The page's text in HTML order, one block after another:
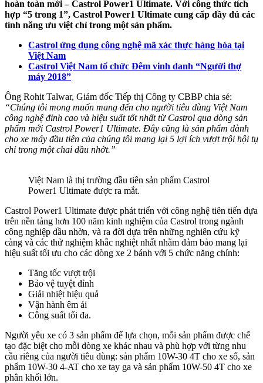
hoàn toàn mới – Castrol Power1 Ultimate. Với công thức tích
hợp “5 trong 1”, Castrol Power1 Ultimate cung cấp đầy đủ các
tính năng ưu việt chỉ trong một sản phẩm.
Castrol ứng dụng công nghệ mã xác thực hàng hóa tại
Việt Nam
Castrol Việt Nam tổ chức Đêm vinh danh “Người thợ
máy 2018”
Ông Rohit Talwar, Giám đốc Tiếp thị Công ty CBBP chia sẻ:
“Chúng tôi mong muốn mang đến cho người tiêu dùng Việt Nam
công nghệ đỉnh cao và hiệu suất tốt nhất từ Castrol qua dòng sản
phẩm mới Castrol Power1 Ultimate. Đây cũng là sản phẩm dành
cho xe máy đầu tiên của chúng tôi mang lại 5 lợi ích vượt trội hội tụ
chỉ trong một chai dầu nhớt.”
Việt Nam là thị trường đầu tiên sản phẩm Castrol
Power1 Ultimate được ra mắt.
Castrol Power1 Ultimate được phát triển với công nghệ tiên tiến dựa
trên nền tảng hơn 100 năm kinh nghiệm của Castrol trong ngành
công nghiệp dầu nhờn, và ra đời dựa trên những nghiên cứu kỹ
càng và các thử nghiệm khắc nghiệt nhất nhằm đảm bảo mang lại
hiệu suất tối ưu cho các dòng xe 2 bánh với 5 chức năng chính:
Tăng tốc vượt trội
Bảo vệ tuyệt đỉnh
Giải nhiệt hiệu quả
Vận hành êm ái
Công suất tối đa.
Người yêu xe có 3 sản phẩm để lựa chọn, mỗi sản phẩm được chế
tạo đặc biệt cho mỗi dòng xe khác nhau và phù hợp với từng nhu
cầu riêng của người tiêu dùng: sản phẩm 10W-30 4T cho xe số, sản
phẩm 10W-30 4-AT cho xe tay ga và sản phẩm 10W-50 4T cho xe
phân khối lớn.